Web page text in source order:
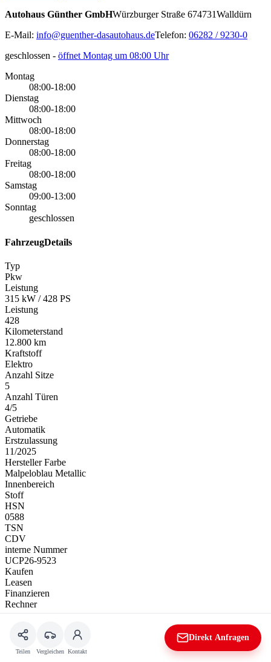
Autohaus Günther GmbHWürzburger Straße 674731Walldürn
E-Mail: info@guenther-dasautohaus.deTelefon: 06282 / 9230-0
geschlossen - öffnet Montag um 08:00 Uhr
Montag
08:00-18:00
Dienstag
08:00-18:00
Mittwoch
08:00-18:00
Donnerstag
08:00-18:00
Freitag
08:00-18:00
Samstag
09:00-13:00
Sonntag
geschlossen
FahrzeugDetails
Typ
Pkw
Leistung
315 kW / 428 PS
Leistung
428
Kilometerstand
12.800 km
Kraftstoff
Elektro
Anzahl Sitze
5
Anzahl Türen
4/5
Getriebe
Automatik
Erstzulassung
11/2025
Hersteller Farbe
Malpeloblau Metallic
Innenbereich
Stoff
HSN
0588
TSN
CDV
interne Nummer
UCP26-9523
Kaufen
Leasen
Finanzieren
Rechner
Kaufpreis
63.900 €19% MwSt.
Teilen Vergleichen Kontakt
Direkt Anfragen